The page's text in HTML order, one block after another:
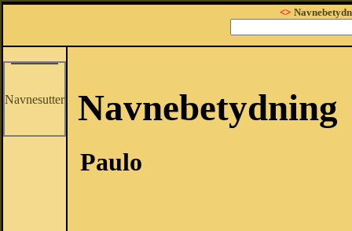
<>
Navnesutter Navnebetydning
Paulo